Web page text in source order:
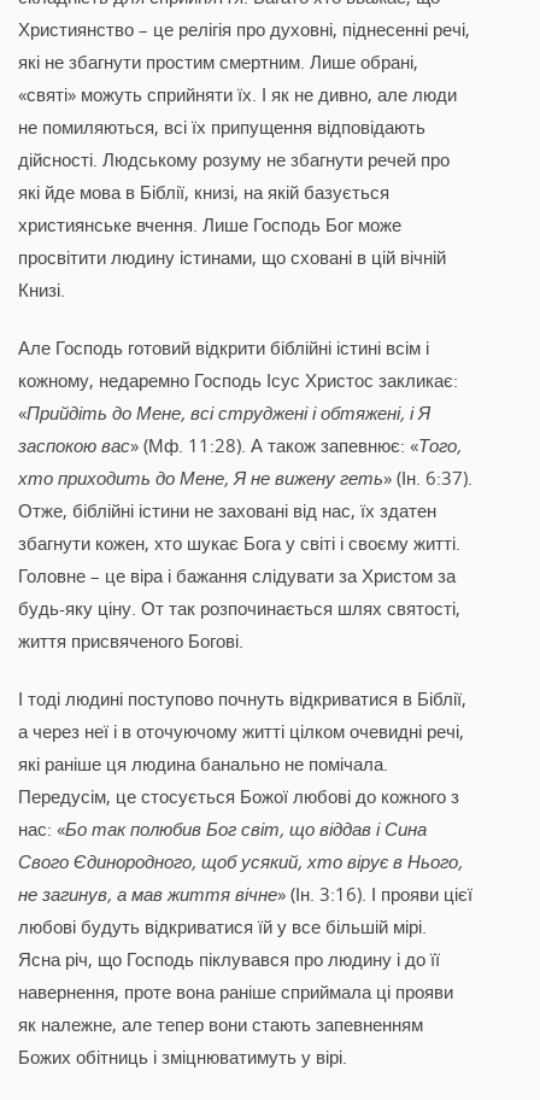
Християнство – це релігія про духовні, піднесенні речі,
які не збагнути простим смертним. Лише обрані,
«святі» можуть сприйняти їх. І як не дивно, але люди
не помиляються, всі їх припущення відповідають
дійсності. Людському розуму не збагнути речей про
які йде мова в Біблії, книзі, на якій базується
християнське вчення. Лише Господь Бог може
просвітити людину істинами, що сховані в цій вічній
Книзі.
Але Господь готовий відкрити біблійні істині всім і
кожному, недаремно Господь Ісус Христос закликає:
«Прийдіть до Мене, всі струджені і обтяжені, і Я
заспокою вас» (Мф. 11:28). А також запевнює: «Того,
хто приходить до Мене, Я не вижену геть» (Ін. 6:37).
Отже, біблійні істини не заховані від нас, їх здатен
збагнути кожен, хто шукає Бога у світі і своєму житті.
Головне – це віра і бажання слідувати за Христом за
будь-яку ціну. От так розпочинається шлях святості,
життя присвяченого Богові.
І тоді людині поступово почнуть відкриватися в Біблії,
а через неї і в оточуючому житті цілком очевидні речі,
які раніше ця людина банально не помічала.
Передусім, це стосується Божої любові до кожного з
нас: «Бо так полюбив Бог світ, що віддав і Сина
Свого Єдинородного, щоб усякий, хто вірує в Нього,
не загинув, а мав життя вічне» (Ін. 3:16). І прояви цієї
любові будуть відкриватися їй у все більшій мірі.
Ясна річ, що Господь піклувався про людину і до її
навернення, проте вона раніше сприймала ці прояви
як належне, але тепер вони стають запевненням
Божих обітниць і зміцнюватимуть у вірі.